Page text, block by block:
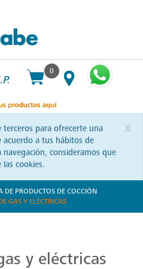
0
x
terceros para ofrecerte una
acuerdo a tus hábitos de
navegación, consideramos que
las cookies.
PRODUCTOS DE COCCIÓN
GAS Y ELÉCTRICAS
y eléctricas